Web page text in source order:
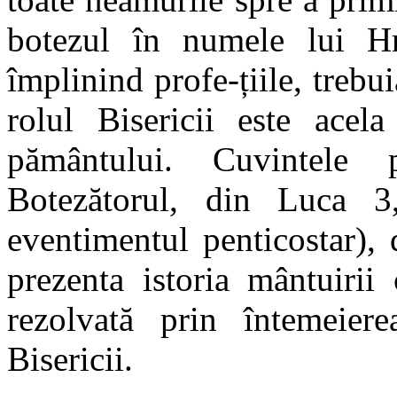
botezul în numele lui
împlinind profe-țiile,
rolul Bisericii este
pământului.
Botezătorul, din Luca
eventimentul
prezenta istoria mântuirii
rezolvată prin
Bisericii.